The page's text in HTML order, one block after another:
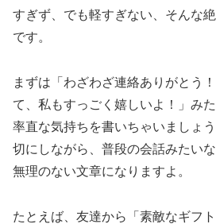
すぎず、でも軽すぎない、そんな
です。
まずは「わざわざ連絡ありがとう
て、私もすっごく嬉しいよ！」み
率直な気持ちを書いちゃいましょ
切にしながら、普段の会話みたい
無理のない文章になりますよ。
たとえば、友達から「素敵なギフ